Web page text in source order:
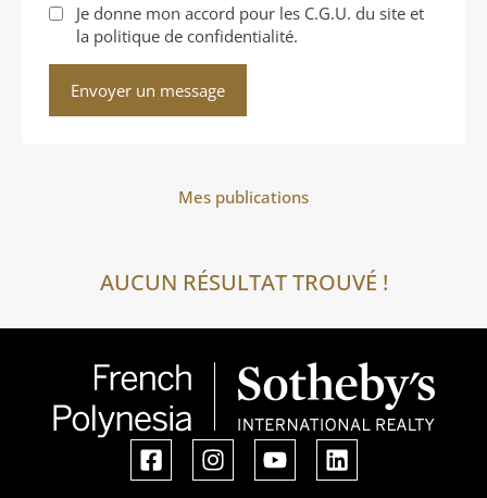
Je donne mon accord pour les C.G.U. du site et
la politique de confidentialité.
Mes publications
AUCUN RÉSULTAT TROUVÉ !